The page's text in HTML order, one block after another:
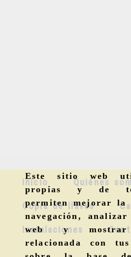
Este sitio web
propias y de
permiten mejorar la
navegación,
web y mostrar
relacionada con
Inicio Quiénes
Copia de llaves
Instalaciones